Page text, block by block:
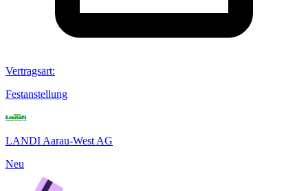
Vertragsart:
Festanstellung
LANDI Aarau-West AG
Neu